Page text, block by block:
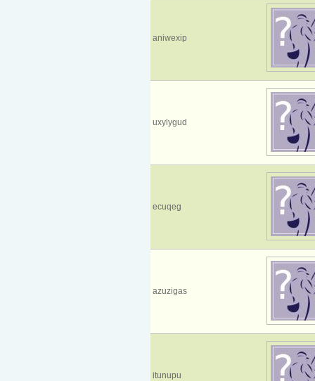
aniwexip
uxylygud
ecuqeg
azuzigas
itunupu